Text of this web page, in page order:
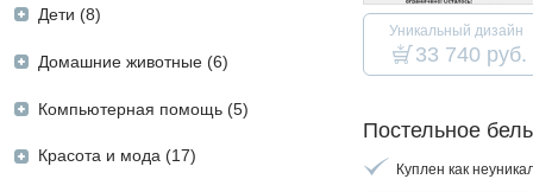
Дети (8)
Домашние животные (6)
Компьютерная помощь (5)
Красота и мода (17)
Уникальный дизайн
33 740 руб.
Постельное
Куплен как